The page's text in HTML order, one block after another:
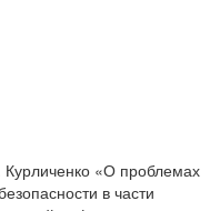
«О проблемах
в части